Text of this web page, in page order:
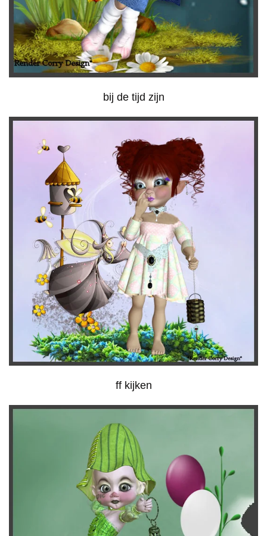
bij de tijd zijn
ff kijken